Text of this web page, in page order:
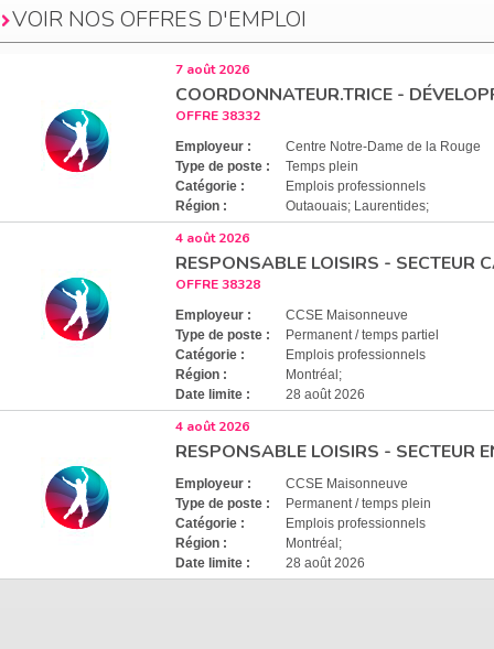
VOIR NOS OFFRES D'EMPLOI
7 août 2026
COORDONNATEUR.TRICE -
OFFRE 38332
Employeur :
Centre Notre-Dame de la Rouge
Type de poste :
Temps plein
Catégorie :
Emplois professionnels
Région :
Outaouais; Laurentides;
4 août 2026
RESPONSABLE LOISIRS - SECTEUR
OFFRE 38328
Employeur :
CCSE Maisonneuve
Type de poste :
Permanent / temps partiel
Catégorie :
Emplois professionnels
Région :
Montréal;
Date limite :
28 août 2026
4 août 2026
RESPONSABLE LOISIRS - SECTEUR
Employeur :
CCSE Maisonneuve
Type de poste :
Permanent / temps plein
Catégorie :
Emplois professionnels
Région :
Montréal;
Date limite :
28 août 2026